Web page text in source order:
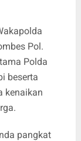
Pol.
Polda
beserta
kenaikan
pangkat